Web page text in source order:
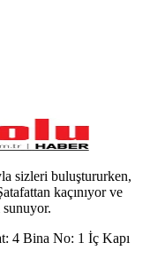
sizleri buluştururken,
kaçınıyor ve
4 Bina No: 1 İç Kapı